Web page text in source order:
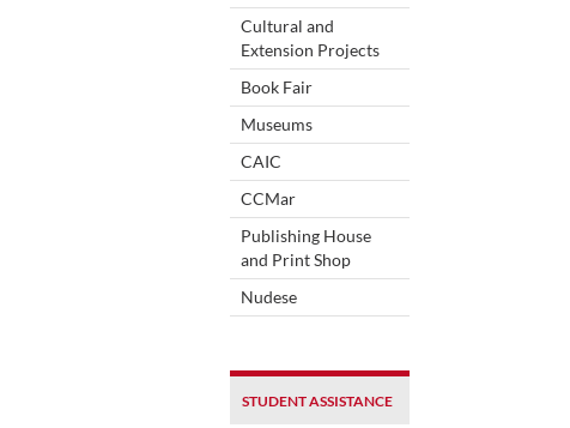
Cultural and
Extension Projects
Book Fair
Museums
CAIC
CCMar
Publishing House
and Print Shop
Nudese
STUDENT ASSISTANCE